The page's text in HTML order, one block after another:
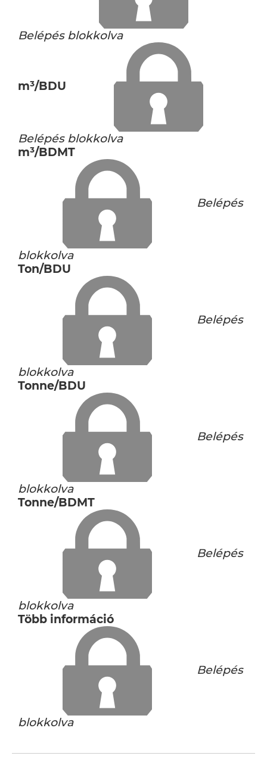
Belépés blokkolva
m³/BDU
Belépés blokkolva
m³/BDMT
Belépés
blokkolva
Ton/BDU
Belépés
blokkolva
Tonne/BDU
Belépés
blokkolva
Tonne/BDMT
Belépés
blokkolva
Több információ
Belépés
blokkolva